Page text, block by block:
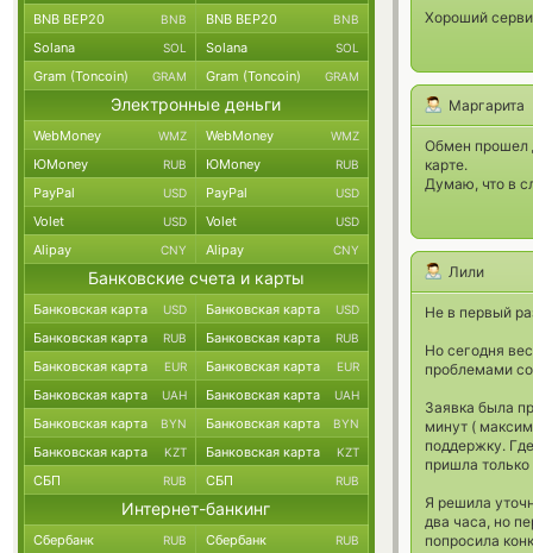
Хороший
Маргарита
Обмен прошел
карте.
Думаю, что в
Лили
Не в первый
Но сегодня
проблемами
Заявка была
минут (
поддержку.
пришла только
Я решила
два часа, но
попросила
BNB BEP20 BNB BNB BEP20 BNB
Solana SOL Solana SOL
Gram (Toncoin) GRAM Gram (Toncoin) GRAM
Электронные деньги
WebMoney WMZ WebMoney WMZ
ЮMoney RUB ЮMoney RUB
PayPal USD PayPal USD
Volet USD Volet USD
Alipay CNY Alipay CNY
Банковские счета и карты
Банковская карта USD Банковская карта USD
Банковская карта RUB Банковская карта RUB
Банковская карта EUR Банковская карта EUR
Банковская карта UAH Банковская карта UAH
Банковская карта BYN Банковская карта BYN
Банковская карта KZT Банковская карта KZT
СБП RUB СБП RUB
Интернет-банкинг
Сбербанк RUB Сбербанк RUB